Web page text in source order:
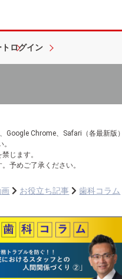
ログイン
Chrome、Safari（各最新版
じます。
予めご了承ください。
お役立ち記事 歯科コラム